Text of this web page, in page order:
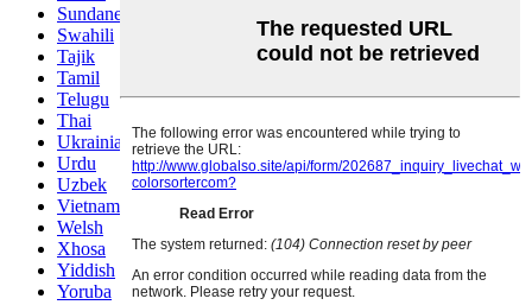
Sundanese
Swahili
Tajik
Tamil
Telugu
Thai
Ukrainian
Urdu
Uzbek
Vietnamese
Welsh
Xhosa
Yiddish
Yoruba